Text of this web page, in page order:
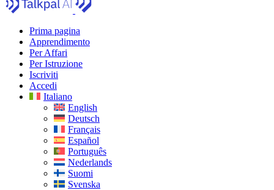
Prima pagina
Apprendimento
Per Affari
Per Istruzione
Iscriviti
Accedi
Italiano
English
Deutsch
Français
Español
Português
Nederlands
Suomi
Svenska